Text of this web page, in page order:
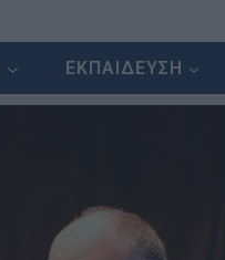
ΕΚΠΑΙΔΕΥΣΗ